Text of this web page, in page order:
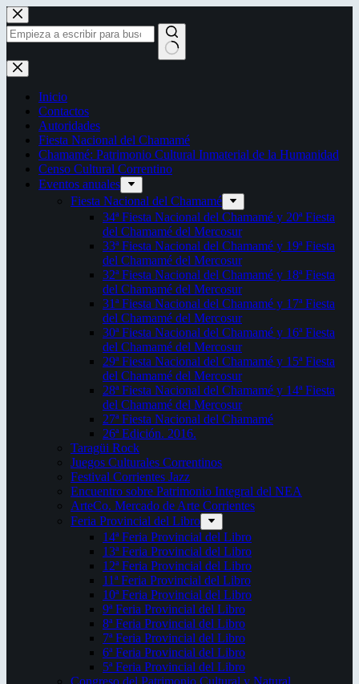
Saltar
al
contenido
Sin
resultados
Inicio
Contactos
Autoridades
Fiesta Nacional del Chamamé
Chamamé: Patrimonio Cultural Inmaterial de la Humanidad
Censo Cultural Correntino
Eventos anuales
Fiesta Nacional del Chamamé
34ª Fiesta Nacional del Chamamé y 20ª Fiesta
del Chamamé del Mercosur
33ª Fiesta Nacional del Chamamé y 19ª Fiesta
del Chamamé del Mercosur
32ª Fiesta Nacional del Chamamé y 18ª Fiesta
del Chamamé del Mercosur
31ª Fiesta Nacional del Chamamé y 17ª Fiesta
del Chamamé del Mercosur
30ª Fiesta Nacional del Chamamé y 16ª Fiesta
del Chamamé del Mercosur
29ª Fiesta Nacional del Chamamé y 15ª Fiesta
del Chamamé del Mercosur
28ª Fiesta Nacional del Chamamé y 14ª Fiesta
del Chamamé del Mercosur
27ª Fiesta Nacional del Chamamé
26ª Edición. 2016.
Taragüi Rock
Juegos Culturales Correntinos
Festival Corrientes Jazz
Encuentro sobre Patrimonio Integral del NEA
ArteCo. Mercado de Arte Corrientes
Feria Provincial del Libro
14ª Feria Provincial del Libro
13ª Feria Provincial del Libro
12ª Feria Provincial del Libro
11ª Feria Provincial del Libro
10ª Feria Provincial del Libro
9ª Feria Provincial del Libro
8ª Feria Provincial del Libro
7ª Feria Provincial del Libro
6ª Feria Provincial del Libro
5ª Feria Provincial del Libro
Congreso del Patrimonio Cultural y Natural